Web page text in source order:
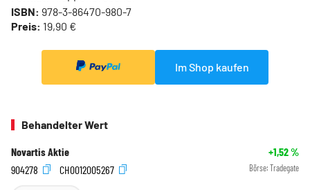
ISBN: 978-3-86470-980-7
Preis: 19,90 €
Im Shop kaufen
Behandelter Wert
Novartis Aktie +1,52%
904278
CH0012005267 Börse: Tradegate